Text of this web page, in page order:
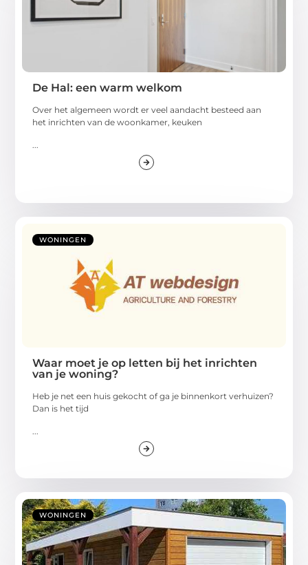
De Hal: een warm welkom
Over het algemeen wordt er veel aandacht besteed aan
het inrichten van de woonkamer, keuken
WONINGEN
Waar moet je op letten bij het inrichten
van je woning?
Heb je net een huis gekocht of ga je binnenkort verhuizen?
Dan is het tijd
WONINGEN